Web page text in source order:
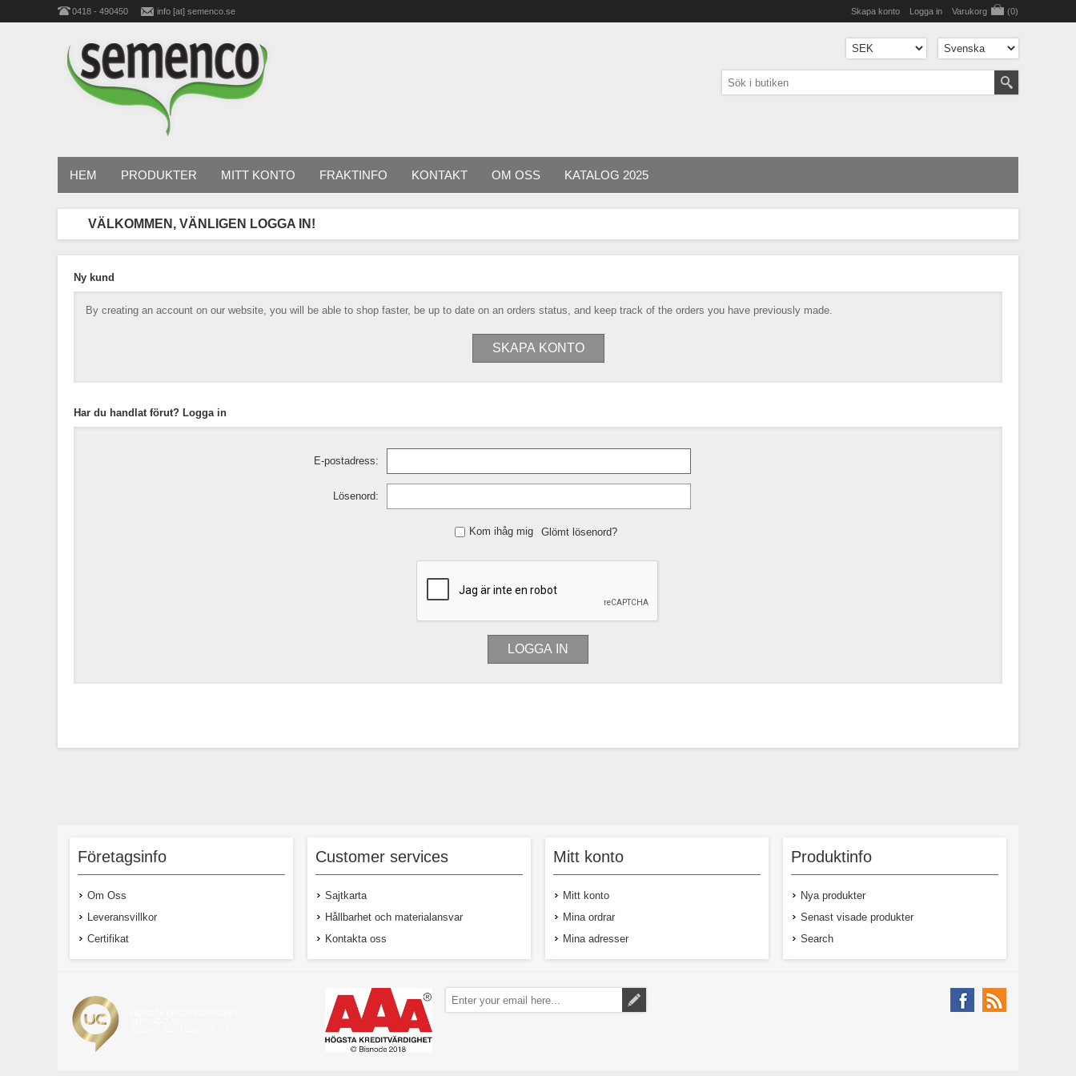
0418 - 490450 info [at] semenco.se Skapa konto Logga in Varukorg (0)
HEM PRODUKTER MITT KONTO FRAKTINFO KONTAKT OM OSS KATALOG 2025
VÄLKOMMEN, VÄNLIGEN LOGGA IN!
Ny kund
By creating an account on our website, you will be able to shop faster, be up to date on an orders status, and keep track of the orders you have previously made.
Har du handlat förut? Logga in
E-postadress:
Lösenord:
Kom ihåg mig Glömt lösenord?
Företagsinfo
Om Oss
Leveransvillkor
Certifikat
Customer services
Sajtkarta
Hållbarhet och materialansvar
Kontakta oss
Mitt konto
Mitt konto
Mina ordrar
Mina adresser
Produktinfo
Nya produkter
Senast visade produkter
Search